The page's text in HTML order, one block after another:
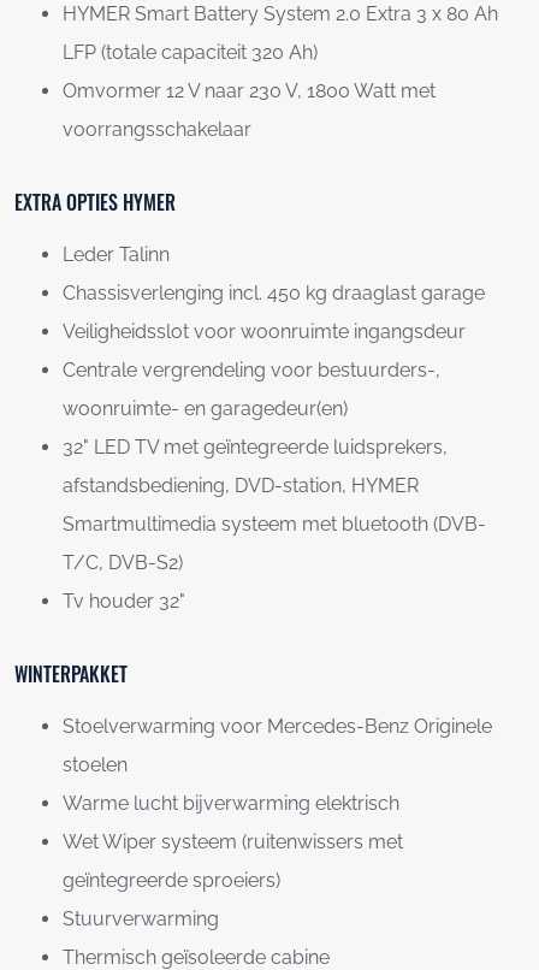
HYMER Smart Battery System 2.0 Extra 3 x 80 Ah
LFP (totale capaciteit 320 Ah)
Omvormer 12 V naar 230 V, 1800 Watt met
voorrangsschakelaar
EXTRA OPTIES HYMER
Leder Talinn
Chassisverlenging incl. 450 kg draaglast garage
Veiligheidsslot voor woonruimte ingangsdeur
Centrale vergrendeling voor bestuurders-,
woonruimte- en garagedeur(en)
32" LED TV met geïntegreerde luidsprekers,
afstandsbediening, DVD-station, HYMER
Smartmultimedia systeem met bluetooth (DVB-
T/C, DVB-S2)
Tv houder 32"
WINTERPAKKET
Stoelverwarming voor Mercedes-Benz Originele
stoelen
Warme lucht bijverwarming elektrisch
Wet Wiper systeem (ruitenwissers met
geïntegreerde sproeiers)
Stuurverwarming
Thermisch geïsoleerde cabine